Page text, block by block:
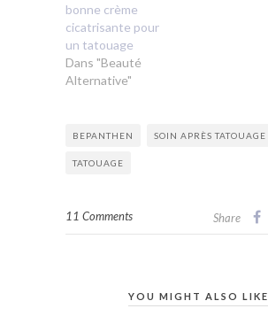
bonne crème
cicatrisante pour
un tatouage
Dans "Beauté
Alternative"
BEPANTHEN SOIN APRÈS TATOUAGE
TATOUAGE
11 Comments Share
YOU MIGHT ALSO LIKE